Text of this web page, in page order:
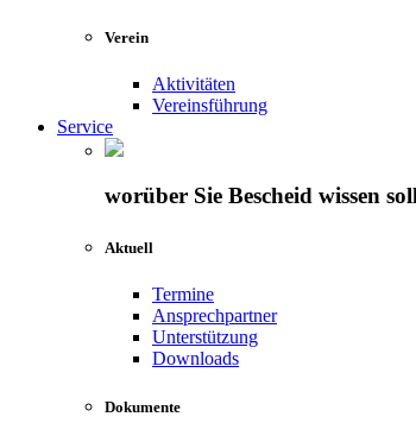
Verein
Aktivitäten
Vereinsführung
Service
worüber Sie Bescheid wissen
Aktuell
Termine
Ansprechpartner
Unterstützung
Downloads
Dokumente